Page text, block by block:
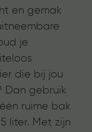
en gemak
je
die bij jou
Dan gebruik
ruime bak
liter. Met zijn